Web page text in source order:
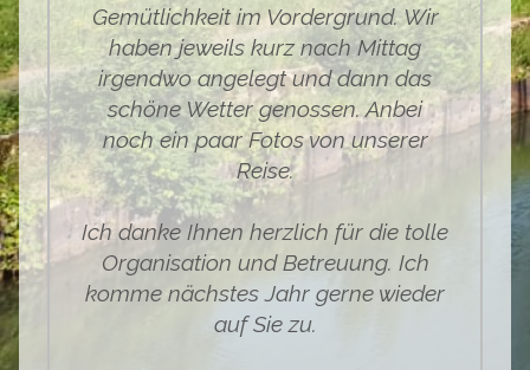
Gemütlichkeit im Vordergrund. Wir
haben jeweils kurz nach Mittag
irgendwo angelegt und dann das
schöne Wetter genossen. Anbei
noch ein paar Fotos von unserer
Reise.
Ich danke Ihnen herzlich für die tolle
Organisation und Betreuung. Ich
komme nächstes Jahr gerne wieder
auf Sie zu.